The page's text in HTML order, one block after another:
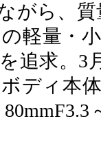
がら、
軽量・
追求。3
ディ本